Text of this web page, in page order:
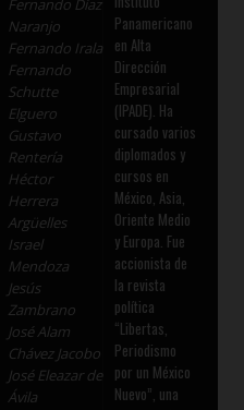
Fernando Díaz
Naranjo
Fernando Irala
Fernando
Schutte
Elguero
Gustavo
Rentería
Héctor
Herrera
Argüelles
Israel
Mendoza
Jesús
Zambrano
José Alam
Chávez Jacobo
José Eleazar de
Ávila
Panamericano
en Alta
Dirección
Empresarial
(IPADE). Ha
cursado varios
diplomados y
cursos en
México, Asia,
Oriente Medio
y Europa. Fue
accionista de
la revista
política
“Libertas,
Periodismo
por un México
Nuevo”, una